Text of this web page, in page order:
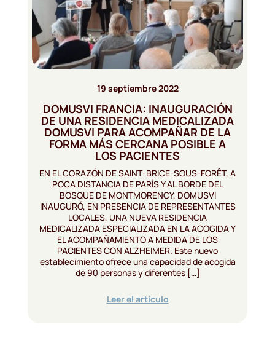
19 septiembre 2022
DOMUSVI FRANCIA: INAUGURACIÓN
DE UNA RESIDENCIA MEDICALIZADA
DOMUSVI PARA ACOMPAÑAR DE LA
FORMA MÁS CERCANA POSIBLE A
LOS PACIENTES
EN EL CORAZÓN DE SAINT-BRICE-SOUS-FORÊT, A
POCA DISTANCIA DE PARÍS Y AL BORDE DEL
BOSQUE DE MONTMORENCY, DOMUSVI
INAUGURÓ, EN PRESENCIA DE REPRESENTANTES
LOCALES, UNA NUEVA RESIDENCIA
MEDICALIZADA ESPECIALIZADA EN LA ACOGIDA Y
EL ACOMPAÑAMIENTO A MEDIDA DE LOS
PACIENTES CON ALZHEIMER. Este nuevo
establecimiento ofrece una capacidad de acogida
de 90 personas y diferentes […]
Leer el artículo